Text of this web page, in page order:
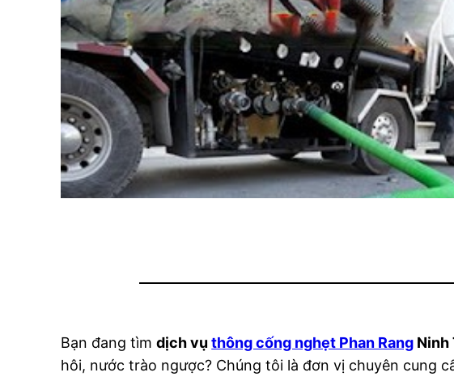
Bạn đang tìmdịch vụthông cống nghẹt Phan Rang Ninh
hôi, nước trào ngược? Chúng tôi là đơn vị chuyên cung